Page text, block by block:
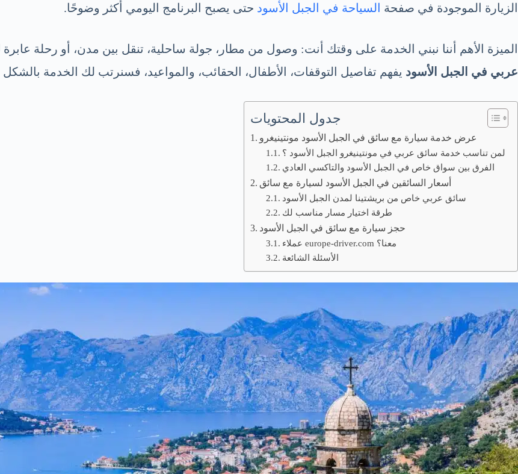
الزيارة الموجودة في صفحة السياحة في الجبل الأسود حتى يصبح البرنامج اليومي أكثر وضوحًا.
الميزة الأهم أننا نبني الخدمة على وقتك أنت: وصول من مطار، جولة ساحلية، تنقل بين مدن، أو رحلة
عربي في الجبل الأسود يفهم تفاصيل التوقفات، الأطفال، الحقائب، والمواعيد، فسنرتب لك الخدمة
جدول المحتويات
عرض خدمة سيارة مع سائق في الجبل الأسود مونتينيغرو
لمن تناسب خدمة سائق عربي في مونتينيغرو الجبل الأسود ؟
الفرق بين سواق خاص في الجبل الأسود والتاكسي العادي
أسعار السائقين في الجبل الأسود لسيارة مع سائق
سائق عربي خاص من بريشتينا لمدن الجبل الأسود
طرقة اختيار مسار مناسب لك
حجز سيارة مع سائق في الجبل الأسود
عملاء europe-driver.com معنا؟
الأسئلة الشائعة